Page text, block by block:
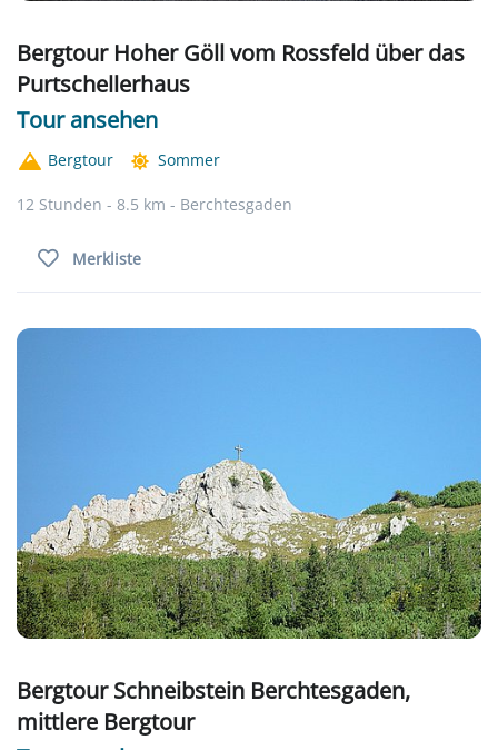
Bergtour Hoher Göll vom Rossfeld über das
Purtschellerhaus
Tour ansehen
Bergtour Sommer
12 Stunden - 8.5 km - Berchtesgaden
Merkliste
Bergtour Schneibstein Berchtesgaden,
mittlere Bergtour